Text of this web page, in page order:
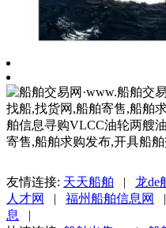
友情连接: 天天船舶 | 龙de
人才网
| 福州船舶信息网
息
|